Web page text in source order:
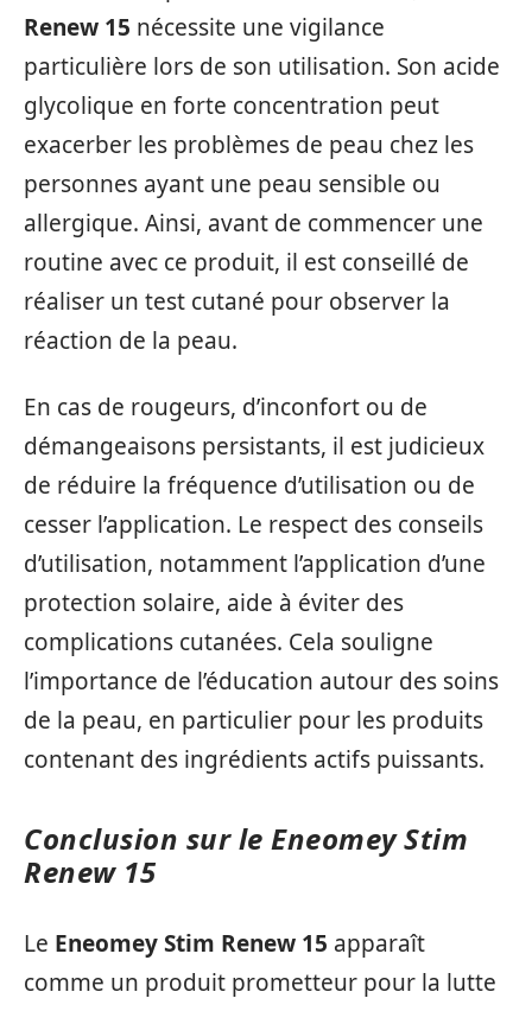
Renew 15 nécessite une vigilance
particulière lors de son utilisation. Son acide
glycolique en forte concentration peut
exacerber les problèmes de peau chez les
personnes ayant une peau sensible ou
allergique. Ainsi, avant de commencer une
routine avec ce produit, il est conseillé de
réaliser un test cutané pour observer la
réaction de la peau.
En cas de rougeurs, d’inconfort ou de
démangeaisons persistants, il est judicieux
de réduire la fréquence d’utilisation ou de
cesser l’application. Le respect des conseils
d’utilisation, notamment l’application d’une
protection solaire, aide à éviter des
complications cutanées. Cela souligne
l’importance de l’éducation autour des soins
de la peau, en particulier pour les produits
contenant des ingrédients actifs puissants.
Conclusion sur le Eneomey Stim
Renew 15
Le Eneomey Stim Renew 15 apparaît
comme un produit prometteur pour la lutte